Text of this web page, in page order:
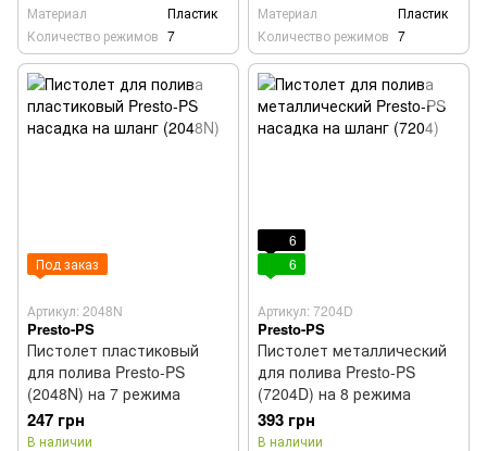
Материал
Пластик
Количество режимов 7
Материал
Пластик
Количество режимов 7
Под заказ
Артикул: 2048N
Presto-PS
Пистолет пластиковый
для полива Presto-PS
(2048N) на 7 режима
247 грн
В наличии
6
6
Артикул: 7204D
Presto-PS
Пистолет металлический
для полива Presto-PS
(7204D) на 8 режима
393 грн
В наличии